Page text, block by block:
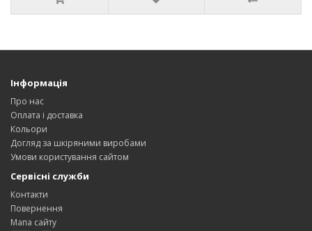
Інформація
Про нас
Оплата і доставка
Кольори
Догляд за шкіряними виробами
Умови користування сайтом
Сервісні служби
Контакти
Повернення
Мапа сайту